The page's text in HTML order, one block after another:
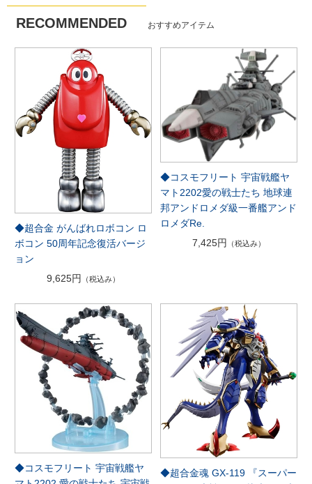
RECOMMENDED おすすめアイテム
◆超合金 がんばれロボコン ロ
ボコン 50周年記念復活バージ
ョン
9,625円
（税込み）
◆コスモフリート 宇宙戦艦ヤ
マト2202愛の戦士たち 地球連
邦アンドロメダ級一番艦アンド
ロメダRe.
7,425円
（税込み）
◆コスモフリート 宇宙戦艦ヤ
◆超合金魂 GX-119 『スーパー